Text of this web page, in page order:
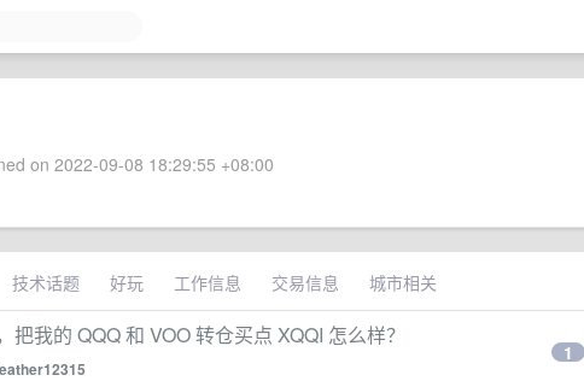
on 2022-09-08 18:29:55 +08:00
技术话题 好玩 工作信息 交易信息 城市相关
我的 QQQ 和 VOO 转仓买点 XQQI 怎么样？
1